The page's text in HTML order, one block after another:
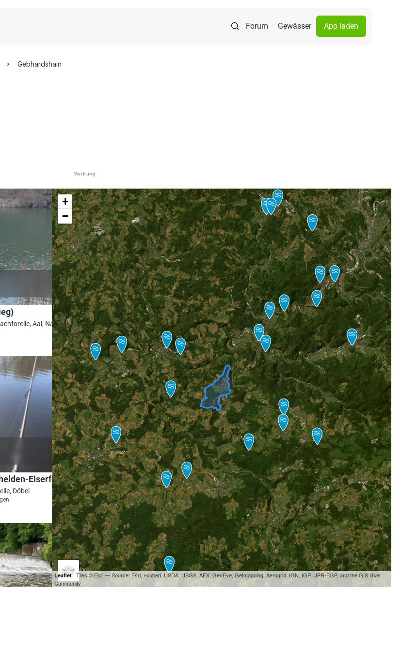
Forum Gewässer App laden
Gebhardshain
Werbung
4.7
Aal, Nase, Barbe
3.9
Eiserfeld)
Döbel
+
−
Leaflet| Tiles © Esri — Source: Esri, i-cubed, USDA, USGS, AEX, GeoEye, Getmapping, Aerogrid, IGN, IGP, UPR-EGP, and the GIS User
Community